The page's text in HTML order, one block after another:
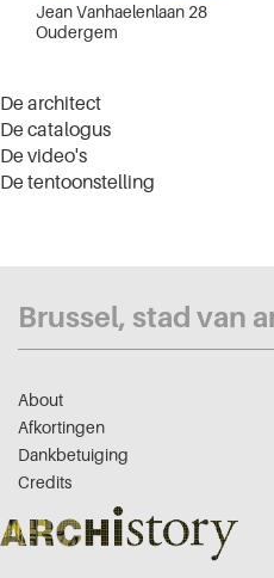
Jean Vanhaelenlaan 28
Oudergem
De architect
De catalogus
De video's
De tentoonstelling
Brussel, stad van
About
Afkortingen
Dankbetuiging
Credits